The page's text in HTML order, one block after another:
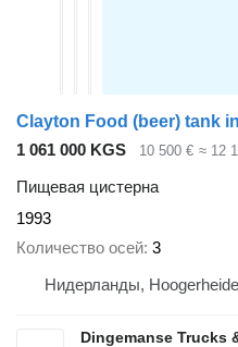
Clayton Food (beer) tank
1 061 000 KGS
10 500 € ≈ 12
Пищевая цистерна
1993
Количество осей 3
Нидерланды, Hoogerheide
Dingemanse Trucks